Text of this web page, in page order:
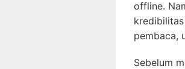
offline.
pembaca,
Sebelum